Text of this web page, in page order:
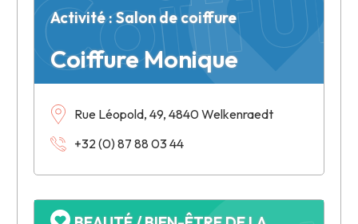
Coiffure Monique
Activité : Salon de coiffure
Rue Léopold, 49, 4840 Welkenraedt
+32 (0) 87 88 03 44